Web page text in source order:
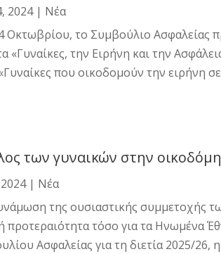
2024| Νέα
Οκτωβρίου, το Συμβούλιο Ασφαλείας
«Γυναίκες, την Ειρήνη και την
που οικοδομούν την ειρήνη σε
των γυναικών στην
| Νέα
της ουσιαστικής συμμετοχής
προτεραιότητα τόσο για τα Ηνωμένα
Ασφαλείας για τη διετία 2025/26,